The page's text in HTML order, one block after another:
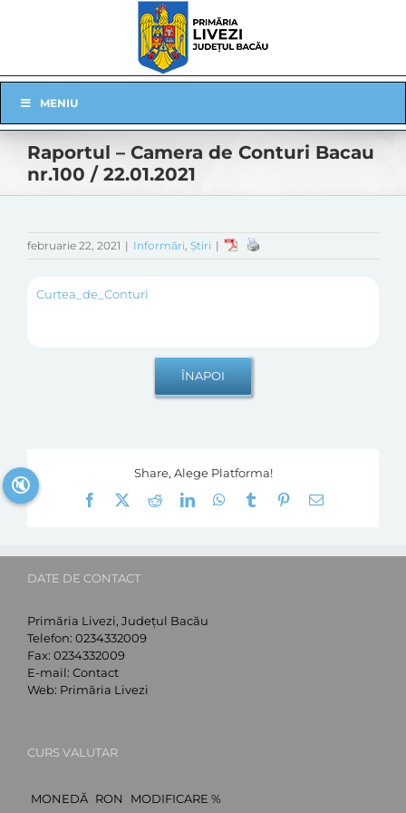
Navigation
MENIU
Raportul – Camera de Conturi Bacau
nr.100 / 22.01.2021
februarie 22, 2021 | Informări, Știri |
Curtea_de_Conturi
Share, Alege Platforma!
Facebook
RedditLinkedInWhatsApp
Tumblr Pinterest
E-
DATE DE CONTACT
Primăria Livezi, Județul Bacău
Telefon: 0234332009
Fax: 0234332009
E-mail: Contact
Web: Primăria Livezi
CURS VALUTAR
MONEDĂ RON
MODIFICARE %
🔇